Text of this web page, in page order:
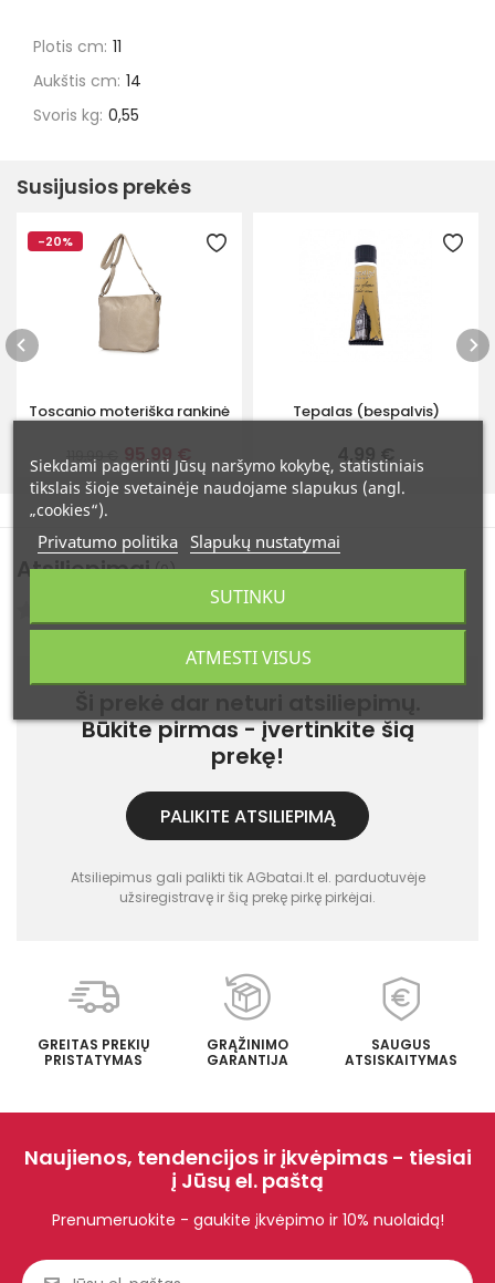
Plotis cm: 11
Aukštis cm: 14
Svoris kg: 0,55
Susijusios prekės
-20%
Toscanio moteriška rankinė
119,99 € 95,99 €
Tepalas (bespalvis)
4,99 €
Atsiliepimai(0)
Būkite pirmas - įvertinkite šią
prekę!
PALIKITE ATSILIEPIMĄ
Atsiliepimus gali palikti tik AGbatai.lt el. parduotuvėje
užsiregistravę ir šią prekę pirkę pirkėjai.
GREITAS PREKIŲ
PRISTATYMAS
GRĄŽINIMO
GARANTIJA
SAUGUS
ATSISKAITYMAS
Naujienos, tendencijos ir įkvėpimas - tiesiai
į Jūsų el. paštą
Prenumeruokite - gaukite įkvėpimo ir 10% nuolaidą!
Siekdami pagerinti Jūsų naršymo kokybę, statistiniais
tikslais šioje svetainėje naudojame slapukus (angl.
„cookies“).
Privatumo politika Slapukų nustatymai
ATMESTI VISUS
SUTINKU